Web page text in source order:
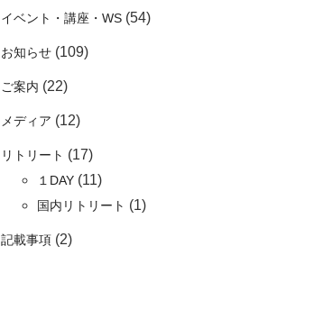
イベント・講座・WS (54)
お知らせ (109)
ご案内 (22)
メディア (12)
リトリート (17)
１DAY (11)
国内リトリート (1)
記載事項 (2)